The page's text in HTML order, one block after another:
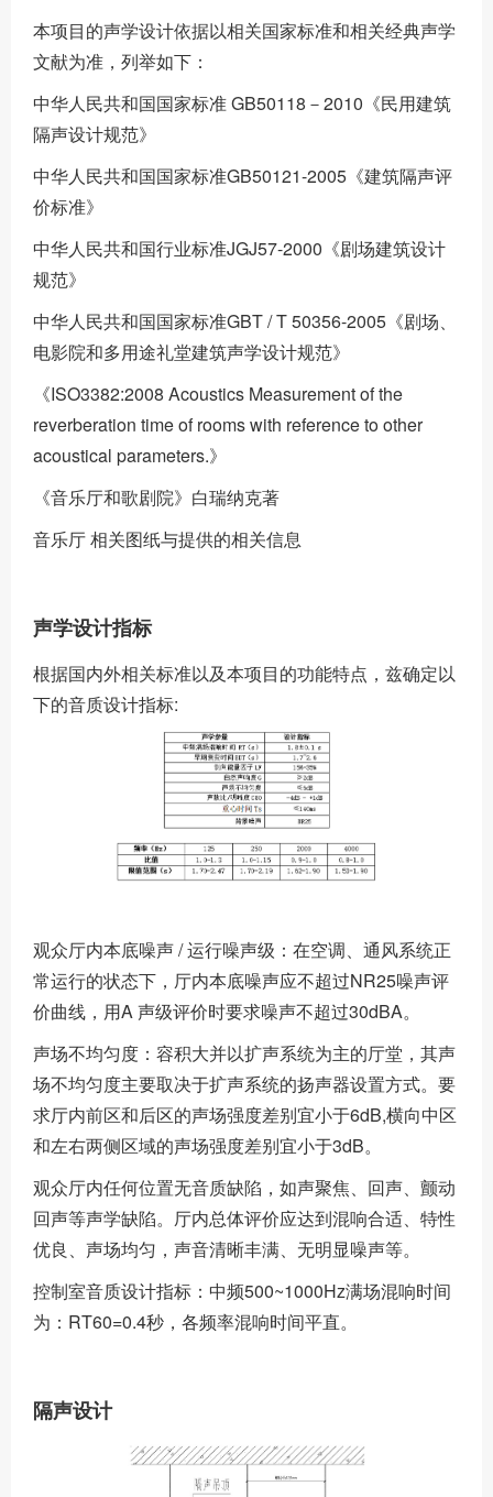
本项目的声学设计依据以相关国家标准和相关经典声学
文献为准，列举如下：
中华人民共和国国家标准 GB50118－2010《民用建筑
隔声设计规范》
中华人民共和国国家标准GB50121-2005《建筑隔声评
价标准》
中华人民共和国行业标准JGJ57-2000《剧场建筑设计
规范》
中华人民共和国国家标准GBT / T 50356-2005《剧场、
电影院和多用途礼堂建筑声学设计规范》
《ISO3382:2008 Acoustics Measurement of the
reverberation time of rooms with reference to other
acoustical parameters.》
《音乐厅和歌剧院》白瑞纳克著
音乐厅 相关图纸与提供的相关信息
声学设计指标
根据国内外相关标准以及本项目的功能特点，兹确定以
下的音质设计指标:
观众厅内本底噪声 / 运行噪声级：在空调、通风系统正
常运行的状态下，厅内本底噪声应不超过NR25噪声评
价曲线，用A 声级评价时要求噪声不超过30dBA。
声场不均匀度：容积大并以扩声系统为主的厅堂，其声
场不均匀度主要取决于扩声系统的扬声器设置方式。要
求厅内前区和后区的声场强度差别宜小于6dB,横向中区
和左右两侧区域的声场强度差别宜小于3dB。
观众厅内任何位置无音质缺陷，如声聚焦、回声、颤动
回声等声学缺陷。厅内总体评价应达到混响合适、特性
优良、声场均匀，声音清晰丰满、无明显噪声等。
控制室音质设计指标：中频500~1000Hz满场混响时间
为：RT60=0.4秒，各频率混响时间平直。
隔声设计